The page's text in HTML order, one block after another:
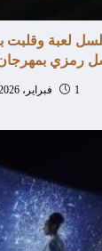
لعبة وقلبت
رمزي
1 فبراير، 2026